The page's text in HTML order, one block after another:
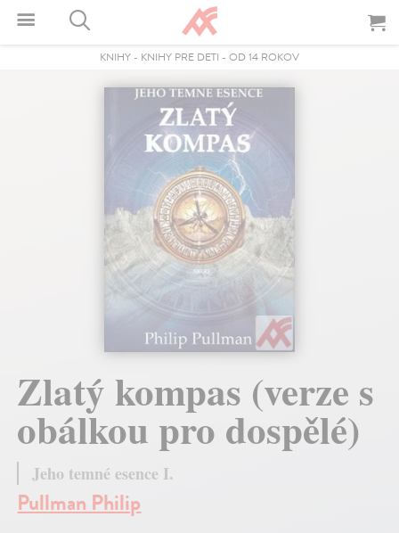
KNIHY - KNIHY PRE DETI - OD 14 ROKOV
Zlatý kompas (verze s
obálkou pro dospělé)
Jeho temné esence I.
Pullman Philip